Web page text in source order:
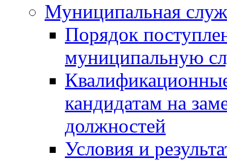
Муниципальная
Порядок
муниципальную
кандидатам на
должностей
Условия и